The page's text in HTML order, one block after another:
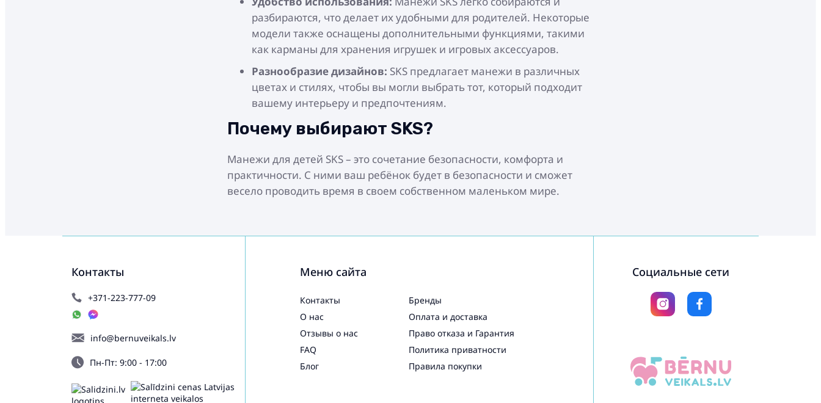
разбираются, что делает их удобными для родителей. Некоторые
модели также оснащены дополнительными функциями, такими
как карманы для хранения игрушек и игровых аксессуаров.
Разнообразие дизайнов: SKS предлагает манежи в различных
цветах и стилях, чтобы вы могли выбрать тот, который подходит
вашему интерьеру и предпочтениям.
Почему выбирают SKS?
Манежи для детей SKS – это сочетание безопасности, комфорта и
практичности. С ними ваш ребёнок будет в безопасности и сможет
весело проводить время в своем собственном маленьком мире.
Контакты
+371-223-777-09
info@bernuveikals.lv
Пн-Пт: 9:00 - 17:00
Меню сайта
Контакты
О нас
Отзывы о нас
FAQ
Блог
Бренды
Оплата и доставка
Право отказа и Гарантия
Политика приватности
Правила покупки
Социальные сети